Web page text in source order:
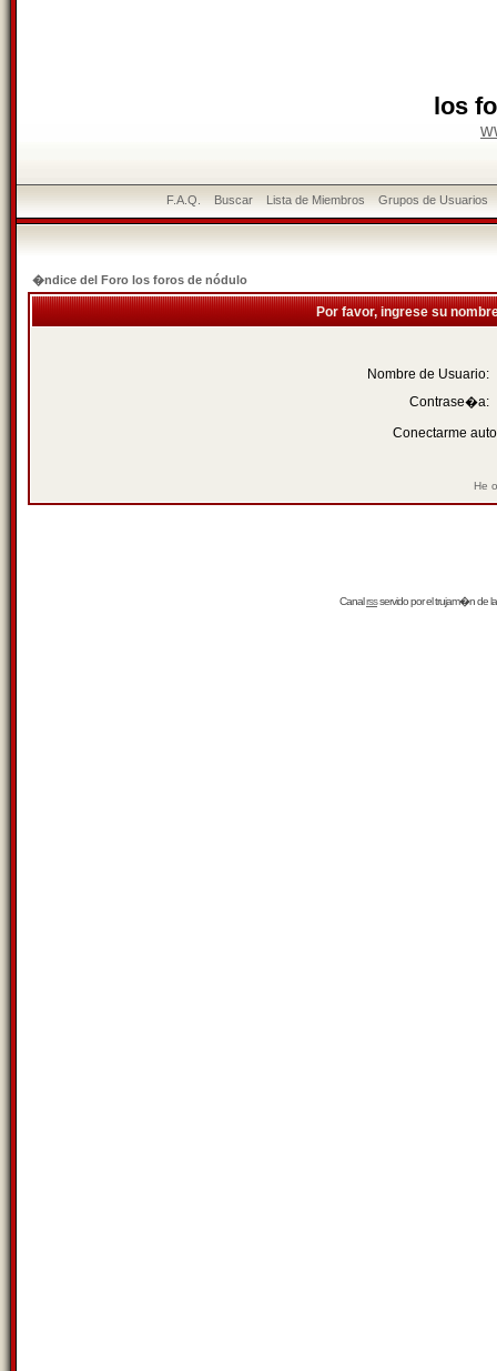
los
F.A.Q. Buscar Lista de Miembros Grupos de Usuarios
�ndice del Foro los foros de nódulo
Por favor, ingrese su
Nombre de Usuario:
Contrase�a:
Conectarme
He
Canalrssservido por eltrujam�nde